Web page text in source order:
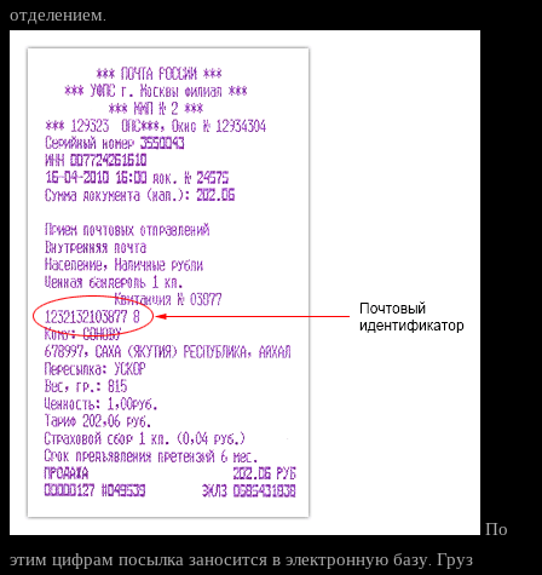
отделением.
По
этим цифрам посылка заносится в электронную базу. Груз